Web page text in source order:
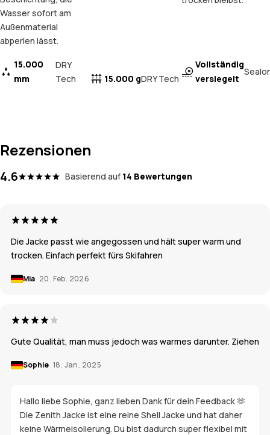
Wasser sofort am
Außenmaterial
abperlen lässt.
15.000
mm
DRY
Tech
15.000 gDRY Tech
Vollständig
versiegelt
Rezensionen
4.6 Basierend auf 14 Bewertungen
Die Jacke passt wie angegossen und hält super warm und
trocken. Einfach perfekt fürs Skifahren
Mia 20. Feb. 2026
Gute Qualität, man muss jedoch was warmes darunter. Ziehen
Sophie 18. Jan. 2025
Hallo liebe Sophie, ganz lieben Dank für dein Feedback 🫶
Die Zenith Jacke ist eine reine Shell Jacke und hat daher
keine Wärmeisolierung. Du bist dadurch super flexibel mit